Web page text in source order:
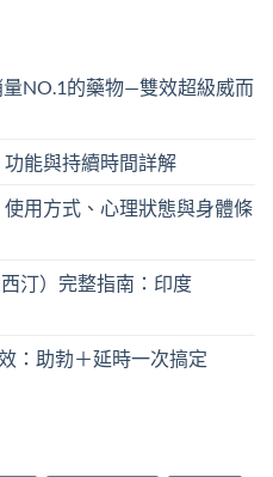
NO.1的藥物—雙效超級威而
能與持續時間詳解
用方式、心理狀態與身體條
汀）完整指南：印度
：助勃＋延時一次搞定